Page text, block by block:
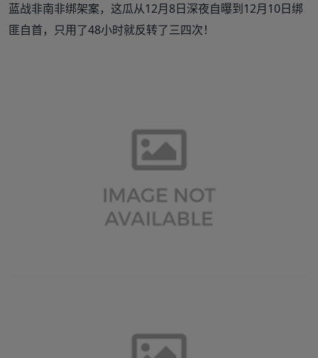
蓝战非南非绑架案，这瓜从12月8日深夜自曝到12月10日绑
匪自首，只用了48小时就反转了三四次！